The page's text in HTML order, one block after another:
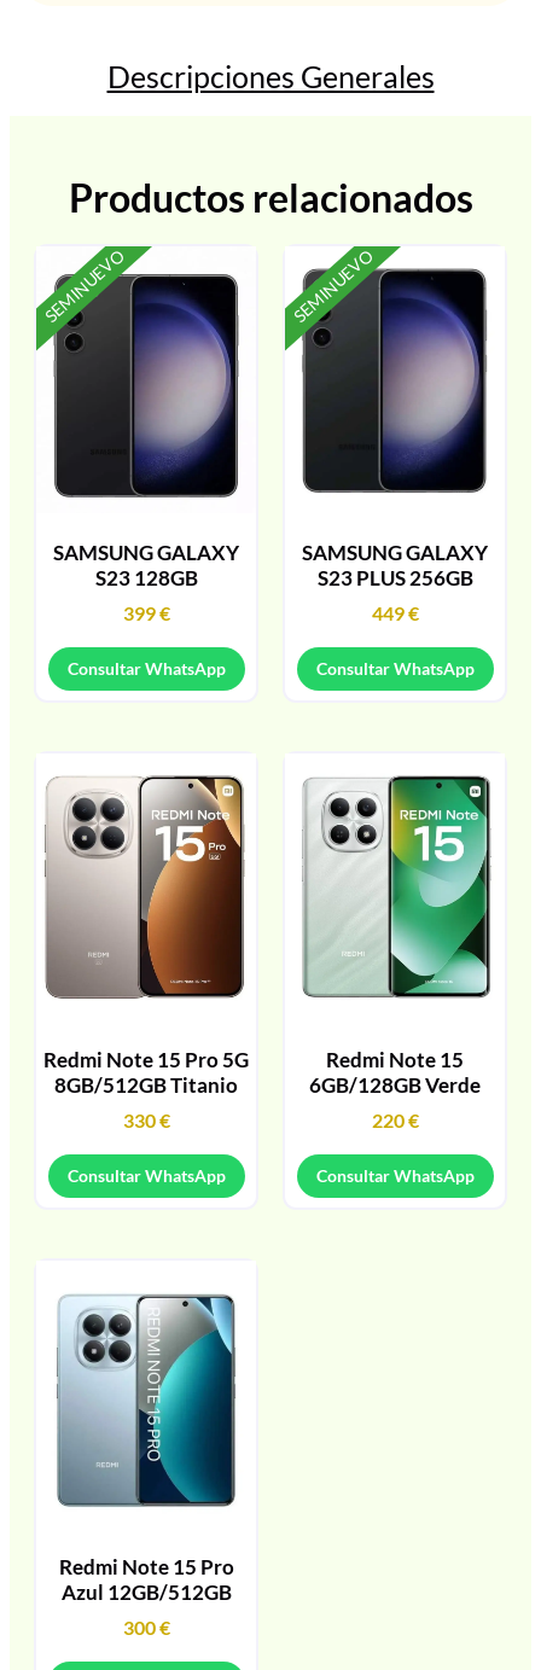
Descripciones Generales
Productos relacionados
SEMINUEVO
SAMSUNG GALAXY
S23 128GB
399€
Consultar WhatsApp
SEMINUEVO
SAMSUNG GALAXY
S23 PLUS 256GB
449€
Consultar WhatsApp
Redmi Note 15 Pro 5G
8GB/512GB Titanio
330€
Consultar WhatsApp
Redmi Note 15
6GB/128GB Verde
220€
Consultar WhatsApp
Redmi Note 15 Pro
Azul 12GB/512GB
300€